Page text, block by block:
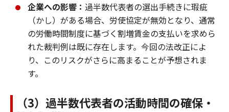
企業への影響： 過半数代表者の選出手続きに瑕疵
（かし）がある場合、労使協定が無効となり、通常
の労働時間制度に基づく割増賃金の支払いを求めら
れた裁判例は既に存在します。今回の法改正によ
り、このリスクがさらに高まることが予想されま
す。
（3）過半数代表者の活動時間の確保・